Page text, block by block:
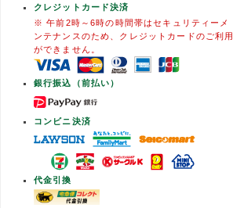
クレジットカード決済
※ 午前2時～6時の時間帯はセキュリティーメ
ンテナンスのため、クレジットカードのご利用
ができません。
銀行振込（前払い）
コンビニ決済
代金引換